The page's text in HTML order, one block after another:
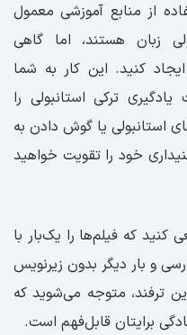
از منابع آموزشی معمول
زبان هستند، اما گاهی
کنید. این کار به شما
ترکی استانبولی را
استانبولی یا گوش دادن به
خود را تقویت خواهید
که فیلم‌ها را یک‌بار با
و بار دیگر بدون زیرنویس
ترفند، متوجه می‌شوید که